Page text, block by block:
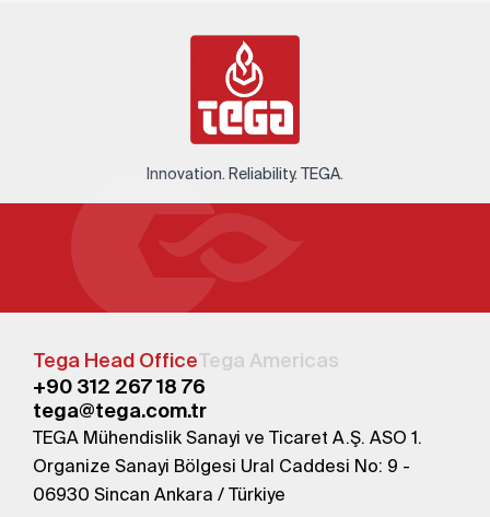
Innovation. Reliability. TEGA.
Tega Head OfficeTega Americas
+90 312 267 18 76
tega@tega.com.tr
TEGA Mühendislik Sanayi ve Ticaret A.Ş. ASO 1.
Organize Sanayi Bölgesi Ural Caddesi No: 9 -
06930 Sincan Ankara / Türkiye